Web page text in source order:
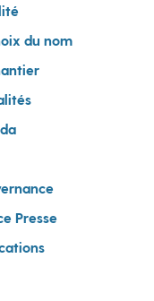
du nom
Presse